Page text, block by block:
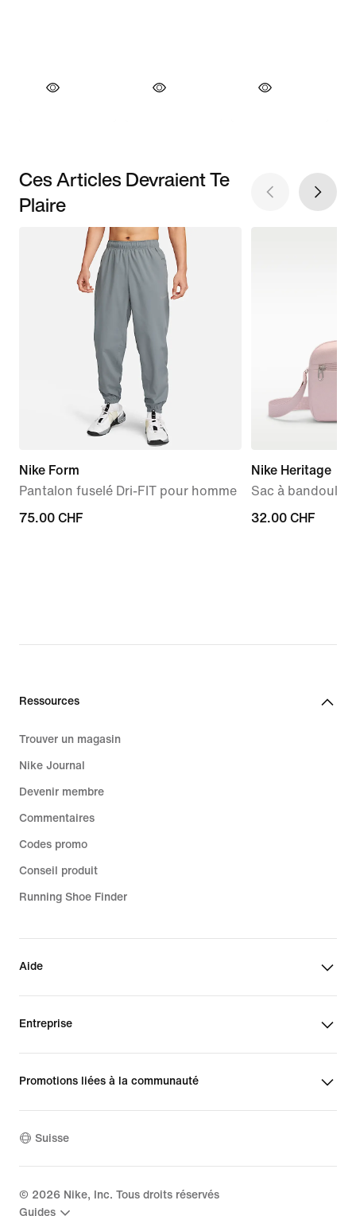
Ces Articles Devraient Te
Plaire
Nike Form
Pantalon fuselé Dri-FIT pour homme
75.00 CHF
75.00 CHF
Nike Heritage
Sac à
32.00 CHF
32.00 CHF
Ressources
Trouver un magasin
Nike Journal
Devenir membre
Commentaires
Codes promo
Conseil produit
Running Shoe Finder
Aide
Entreprise
Promotions liées à la communauté
Suisse
© 2026 Nike, Inc. Tous droits réservés
Guides